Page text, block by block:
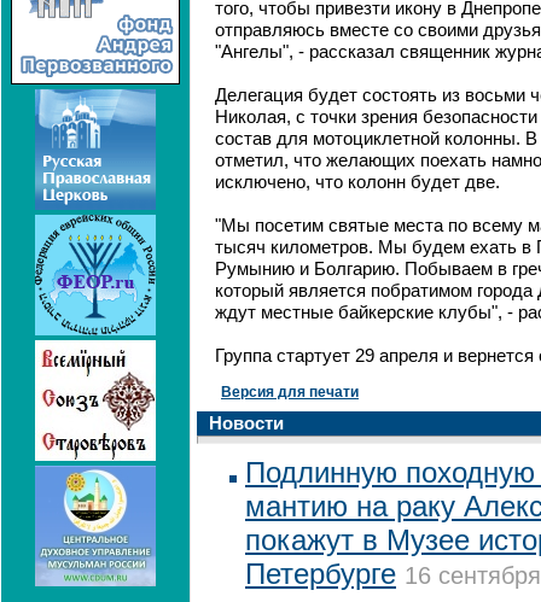
того, чтобы привезти икону в
отправляюсь вместе со своими
"Ангелы", - рассказал священник
Делегация будет состоять из восьми
Николая, с точки зрения
состав для мотоциклетной колонны.
отметил, что желающих поехать
исключено, что колонн будет две.
"Мы посетим святые места по всему
тысяч километров. Мы будем ехать в
Румынию и Болгарию. Побываем в
который является побратимом
ждут местные байкерские клубы", -
Группа стартует 29 апреля и
Версия для печати
Новости
Подлинную походную
мантию на раку
покажут в Музее
Петербурге 16